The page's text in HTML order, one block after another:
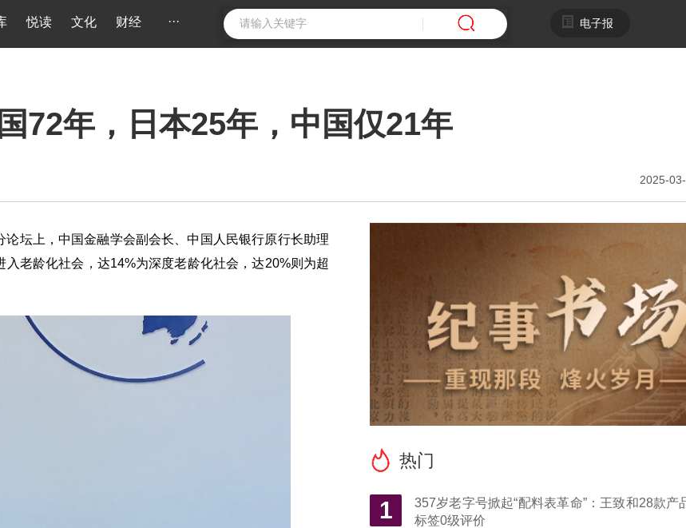
悦读 文化 财经 ··· 电子报
72年，日本25年，中国仅21年
2025-
坛上，中国金融学会副会长、中国人民银行原行长助理
老龄化社会，达14%为深度老龄化社会，达20%则为超
热门
1
357岁老字号掀起“配料表革命”：王致和28款产
标签0级评价